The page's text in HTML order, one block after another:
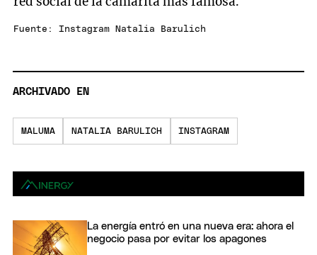
Fuente: Instagram Natalia Barulich
ARCHIVADO EN
MALUMA NATALIA BARULICH INSTAGRAM
La energía entró en una nueva era: ahora el
negocio pasa por evitar los apagones